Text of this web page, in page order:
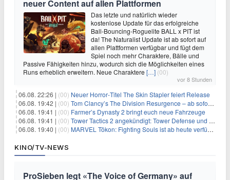
neuer Content auf allen Plattformen
Das letzte und natürlich wieder
kostenlose Update für das erfolgreiche
Ball-Bouncing-Roguelite BALL x PIT ist
da! The Naturalist Update ist ab sofort auf
allen Plattformen verfügbar und fügt dem
Spiel noch mehr Charaktere, Bälle und
Passive Fähigkeiten hinzu, wodurch sich die Möglichkeiten eines
Runs erheblich erweitern. Neue Charaktere […] (00)
vor 8 Stunden
06.08. 22:26 | (00) Neuer Horror‑Titel The Skin Stapler feiert Release
06.08. 19:42 | (00) Tom Clancy’s The Division Resurgence – ab sofort für euch verfügbar
06.08. 19:41 | (00) Farmer’s Dynasty 2 bringt euch neue Fahrzeuge
06.08. 19:41 | (00) Tower Tactics 2 angekündigt: Tower Defense und Deckbuilding Kombo kehrt zurück
06.08. 19:40 | (00) MARVEL Tōkon: Fighting Souls ist ab heute verfügbar
KINO/TV-NEWS
ProSieben legt «The Voice of Germany» auf